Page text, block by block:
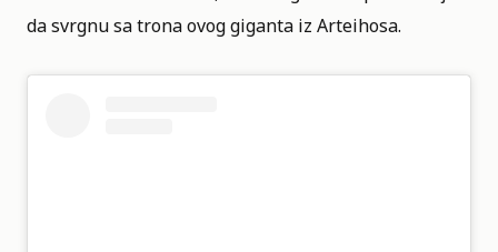
da svrgnu sa trona ovog giganta iz Arteihosa.